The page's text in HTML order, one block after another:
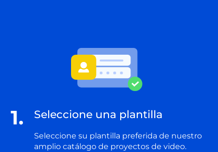
1. Seleccione una plantilla
Seleccione su plantilla preferida de nuestro
amplio catálogo de proyectos de video.